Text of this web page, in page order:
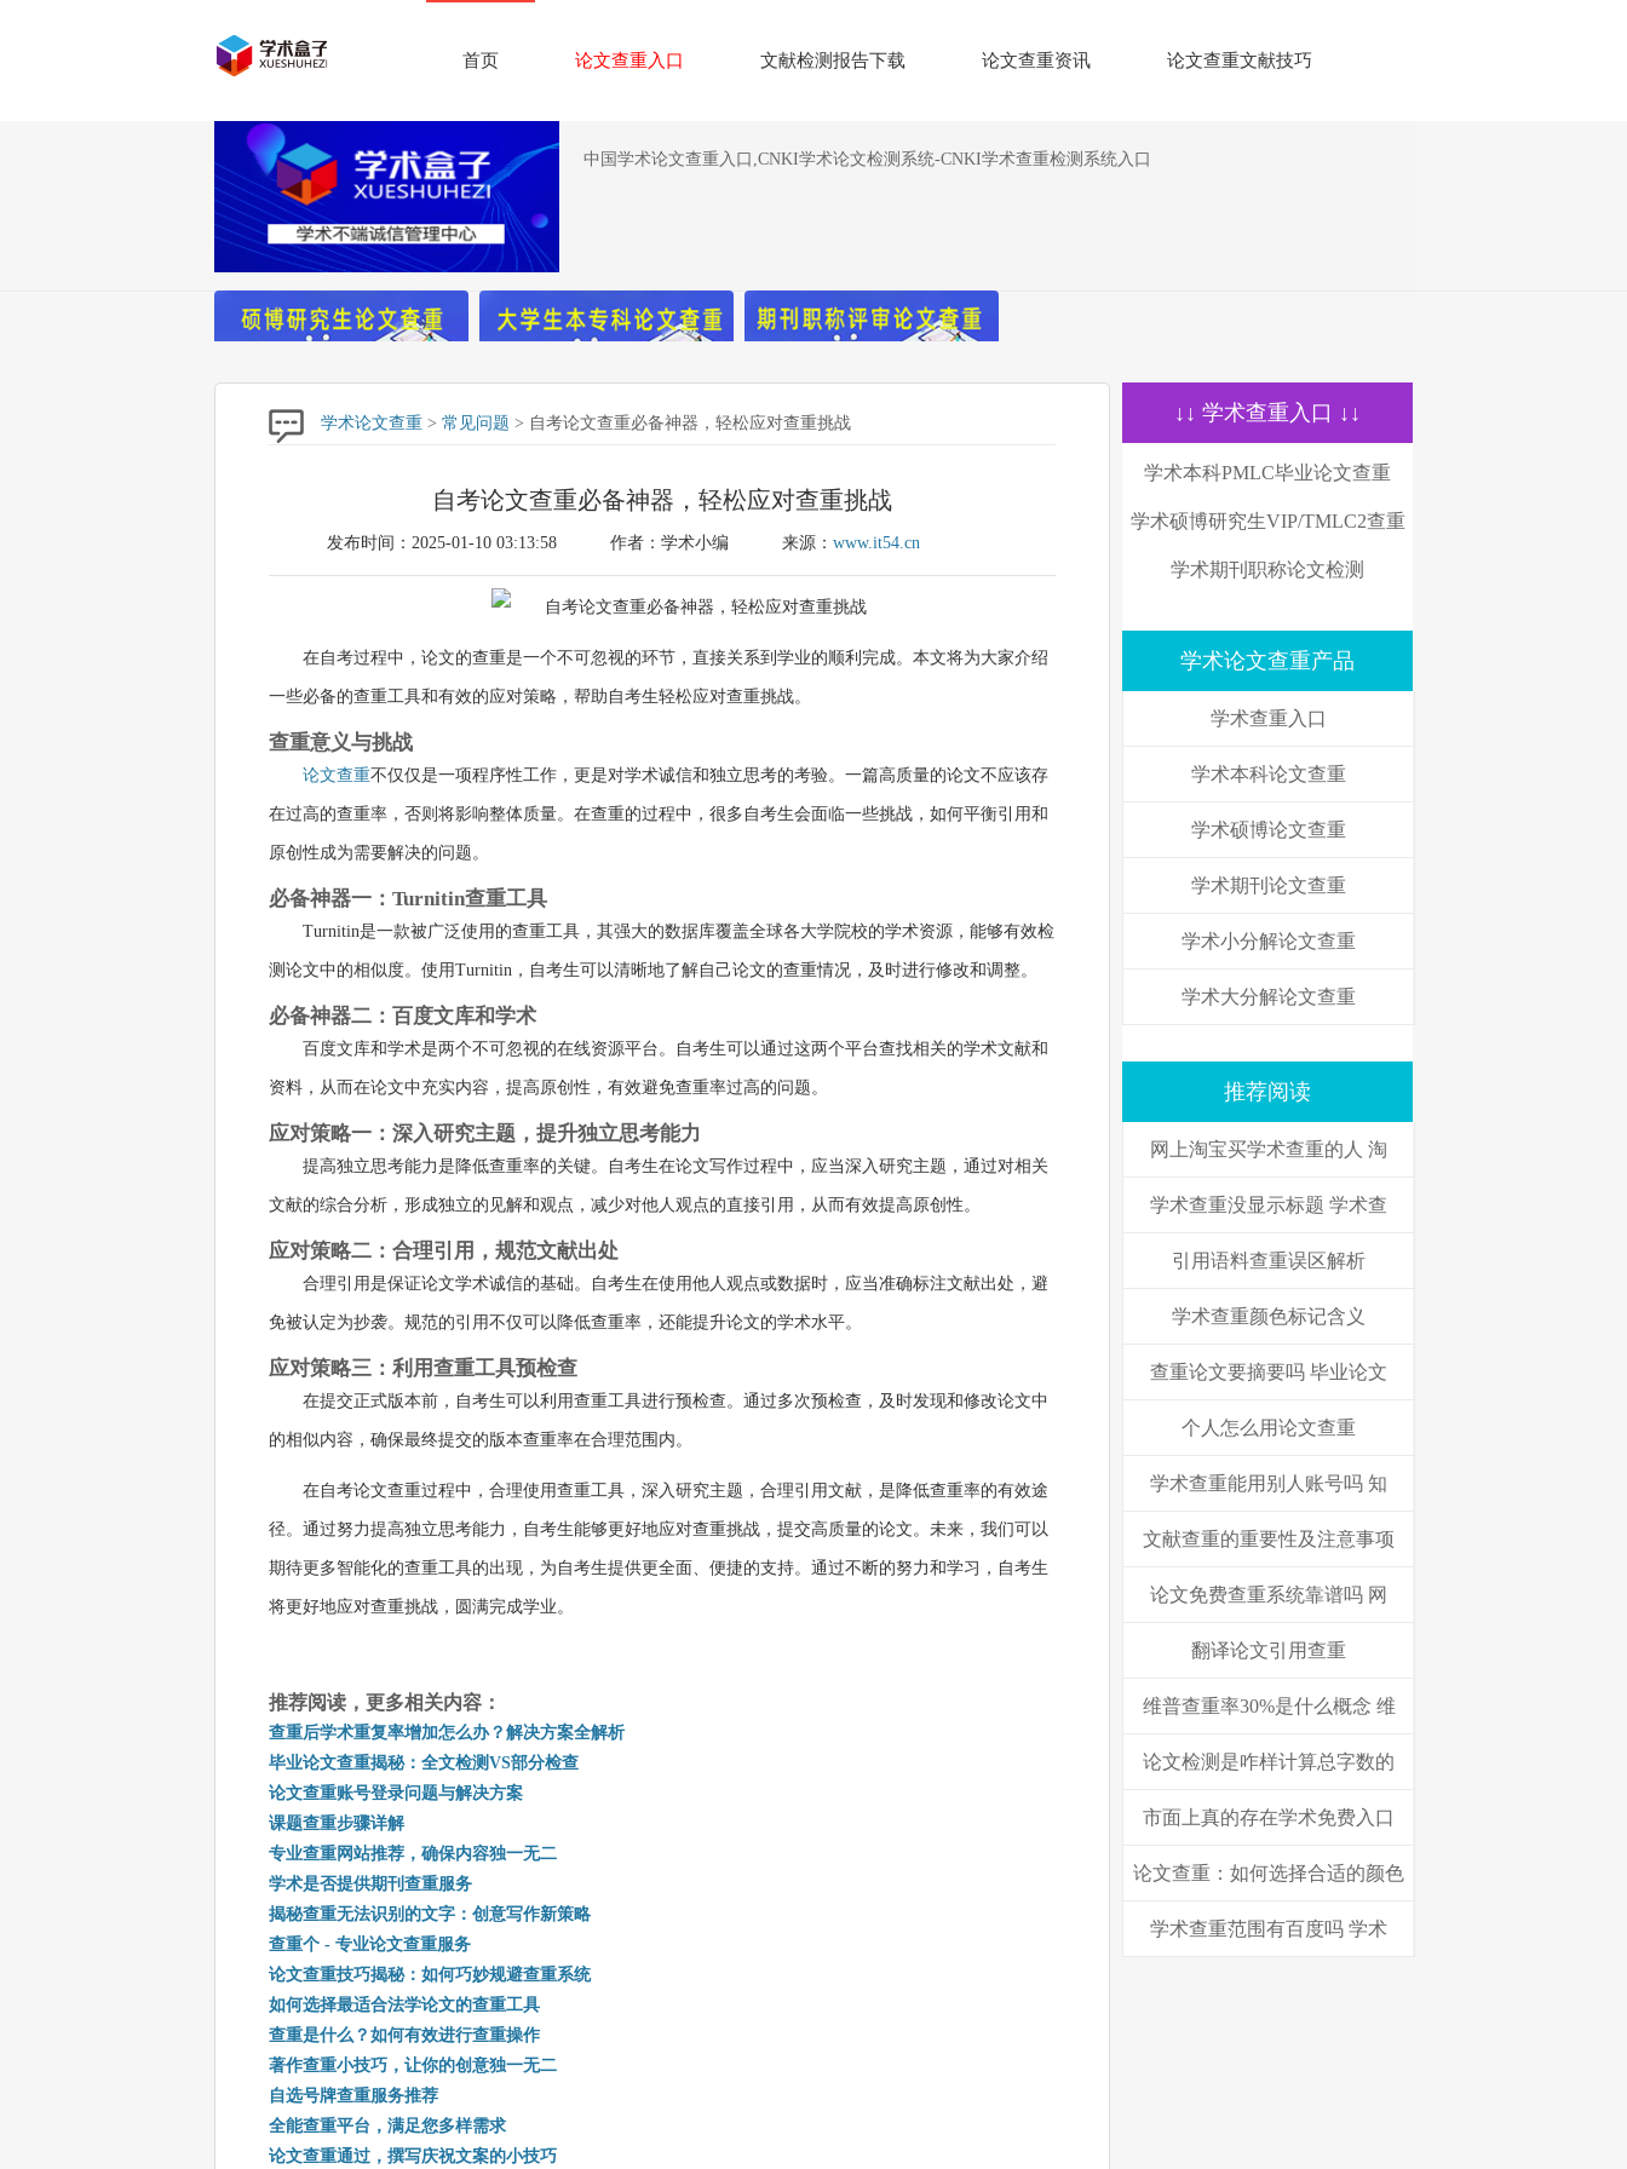
首页 论文查重入口 文献检测报告下载 论文查重资讯 论文查重文献技巧
中国学术论文查重入口,CNKI学术论文检测系统-CNKI学术查重检测系统入口
学术论文查重 > 常见问题 > 自考论文查重必备神器，轻松应对查重挑战
自考论文查重必备神器，轻松应对查重挑战
发布时间：2025-01-10 03:13:58 作者：学术小编 来源： www.it54.cn
在自考过程中，论文的查重是一个不可忽视的环节，直接关系到学业的顺利完成。本文将为大家介绍
一些必备的查重工具和有效的应对策略，帮助自考生轻松应对查重挑战。
查重意义与挑战
论文查重不仅仅是一项程序性工作，更是对学术诚信和独立思考的考验。一篇高质量的论文不应该存
在过高的查重率，否则将影响整体质量。在查重的过程中，很多自考生会面临一些挑战，如何平衡引用和
原创性成为需要解决的问题。
必备神器一：Turnitin查重工具
Turnitin是一款被广泛使用的查重工具，其强大的数据库覆盖全球各大学院校的学术资源，能够有效检
测论文中的相似度。使用Turnitin，自考生可以清晰地了解自己论文的查重情况，及时进行修改和调整。
必备神器二：百度文库和学术
百度文库和学术是两个不可忽视的在线资源平台。自考生可以通过这两个平台查找相关的学术文献和
资料，从而在论文中充实内容，提高原创性，有效避免查重率过高的问题。
应对策略一：深入研究主题，提升独立思考能力
提高独立思考能力是降低查重率的关键。自考生在论文写作过程中，应当深入研究主题，通过对相关
文献的综合分析，形成独立的见解和观点，减少对他人观点的直接引用，从而有效提高原创性。
应对策略二：合理引用，规范文献出处
合理引用是保证论文学术诚信的基础。自考生在使用他人观点或数据时，应当准确标注文献出处，避
免被认定为抄袭。规范的引用不仅可以降低查重率，还能提升论文的学术水平。
应对策略三：利用查重工具预检查
在提交正式版本前，自考生可以利用查重工具进行预检查。通过多次预检查，及时发现和修改论文中
的相似内容，确保最终提交的版本查重率在合理范围内。
在自考论文查重过程中，合理使用查重工具，深入研究主题，合理引用文献，是降低查重率的有效途
径。通过努力提高独立思考能力，自考生能够更好地应对查重挑战，提交高质量的论文。未来，我们可以
期待更多智能化的查重工具的出现，为自考生提供更全面、便捷的支持。通过不断的努力和学习，自考生
将更好地应对查重挑战，圆满完成学业。
推荐阅读，更多相关内容：
查重后学术重复率增加怎么办？解决方案全解析
毕业论文查重揭秘：全文检测VS部分检查
论文查重账号登录问题与解决方案
课题查重步骤详解
专业查重网站推荐，确保内容独一无二
学术是否提供期刊查重服务
揭秘查重无法识别的文字：创意写作新策略
查重个 - 专业论文查重服务
论文查重技巧揭秘：如何巧妙规避查重系统
如何选择最适合法学论文的查重工具
查重是什么？如何有效进行查重操作
著作查重小技巧，让你的创意独一无二
自选号牌查重服务推荐
全能查重平台，满足您多样需求
论文查重通过，撰写庆祝文案的小技巧
↓↓ 学术查重入口 ↓↓
学术本科PMLC毕业论文查重
学术硕博研究生VIP/TMLC2查重
学术期刊职称论文检测
学术论文查重产品
学术查重入口
学术本科论文查重
学术硕博论文查重
学术期刊论文查重
学术小分解论文查重
学术大分解论文查重
推荐阅读
网上淘宝买学术查重的人 淘
学术查重没显示标题 学术查
引用语料查重误区解析
学术查重颜色标记含义
查重论文要摘要吗 毕业论文
个人怎么用论文查重
学术查重能用别人账号吗 知
文献查重的重要性及注意事项
论文免费查重系统靠谱吗 网
翻译论文引用查重
维普查重率30%是什么概念 维
论文检测是咋样计算总字数的
市面上真的存在学术免费入口
论文查重：如何选择合适的颜色
学术查重范围有百度吗 学术